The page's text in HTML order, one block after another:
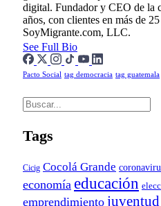
digital. Fundador y CEO de la
años, con clientes en más de
SoyMigrante.com, LLC.
See Full Bio
Pacto Social tag democracia tag guatemala
Tags
Cicig Cocolá Grande
economía educación
emprendimiento juventud